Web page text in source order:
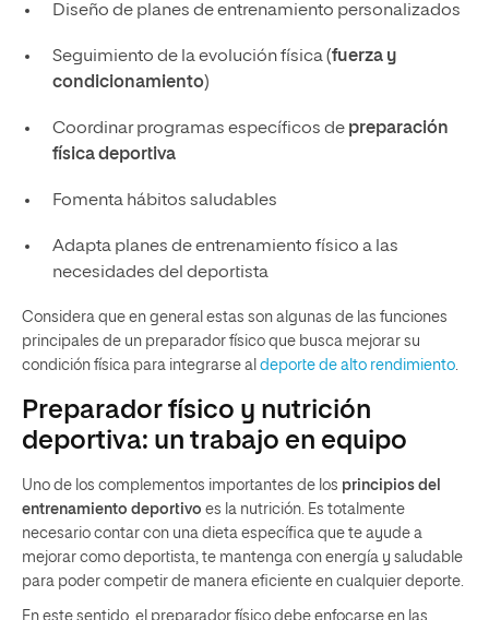
Diseño de planes de entrenamiento personalizados
Seguimiento de la evolución física (fuerza y
condicionamiento)
Coordinar programas específicos de preparación
física deportiva
Fomenta hábitos saludables
Adapta planes de entrenamiento físico a las
necesidades del deportista
Considera que en general estas son algunas de las funciones
principales de un preparador físico que busca mejorar su
condición física para integrarse al deporte de alto rendimiento
Preparador físico y nutrición
deportiva: un trabajo en equipo
Uno de los complementos importantes de los principios del
entrenamiento deportivo es la nutrición. Es totalmente
necesario contar con una dieta específica que te ayude a
mejorar como deportista, te mantenga con energía y saludable
para poder competir de manera eficiente en cualquier deporte.
En este sentido, el preparador físico debe enfocarse en las